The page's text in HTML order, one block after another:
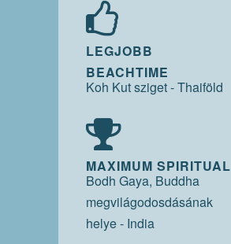
LEGJOBB
BEACHTIME
Koh Kut sziget - Thaiföld
MAXIMUM SPIRITUAL
Bodh Gaya, Buddha
megvilágodosdásának
helye - India